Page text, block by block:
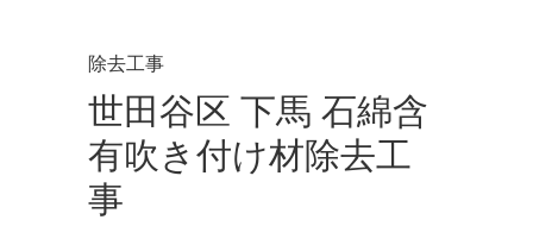
除去工事
世田谷区 下馬 石綿含
有吹き付け材除去工
事